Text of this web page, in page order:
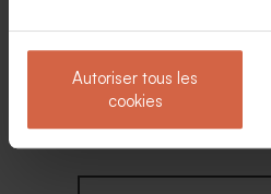
Autoriser tous les
cookies
Etiquette baptême petit